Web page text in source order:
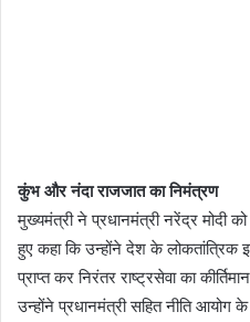
कुंभ और नंदा राजजात का निमंत्रण
मुख्यमंत्री ने प्रधानमंत्री नरेंद्र मोदी
हुए कहा कि उन्होंने देश के लोकतांत्रिक
प्राप्त कर निरंतर राष्ट्रसेवा का
उन्होंने प्रधानमंत्री सहित नीति आयोग